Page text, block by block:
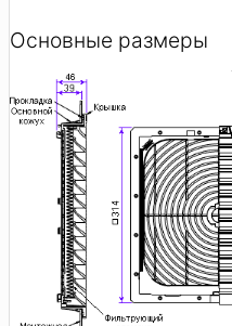
Основные размеры